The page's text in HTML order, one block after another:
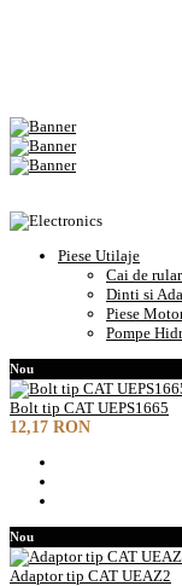
Piese Utilaje
Cai de
Dinti si
Piese
Pompe
Nou
Bolt tip CAT UEPS1665
12,17 RON
Nou
Adaptor tip CAT UEAZ2